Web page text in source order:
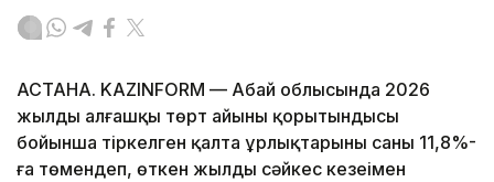
АСТАНА. KAZINFORM — Абай облысында 2026
жылдың алғашқы төрт айының қорытындысы
бойынша тіркелген қалта ұрлықтарының саны 11,8%-
ға төмендеп, өткен жылдың сәйкес кезеңімен